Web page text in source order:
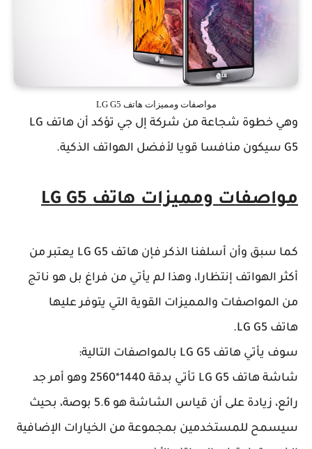
مواصفات ومميزات هاتف LG G5
وهي خطوة شجاعة من شركة إل جي تؤكد أن هاتف LG
G5 سيكون منافسا قويا لأفضل الهواتف الذكية.
مواصفات ومميزات هاتف LG G5
كما سبق وأن أسلفنا الذكر فإن هاتف LG G5 يعتبر من
أكثر الهواتف إنتظارا، وهذا لم يأتي من فراغ بل هو ناتج
من المواصفات والمميزات القوية التي يتوفر عليها
هاتف LG G5.
سوف يأتي هاتف LG G5 بالمواصفات التالية:
شاشة هاتف LG G5 تأتي بدقة 1440*2560 وهو أمر جد
رائع، زيادة على أن قياس الشاشة هو 5.6 بوصة، بحيث
سيسمح للمستخدمين بمجموعة من الخيارات الإضافية